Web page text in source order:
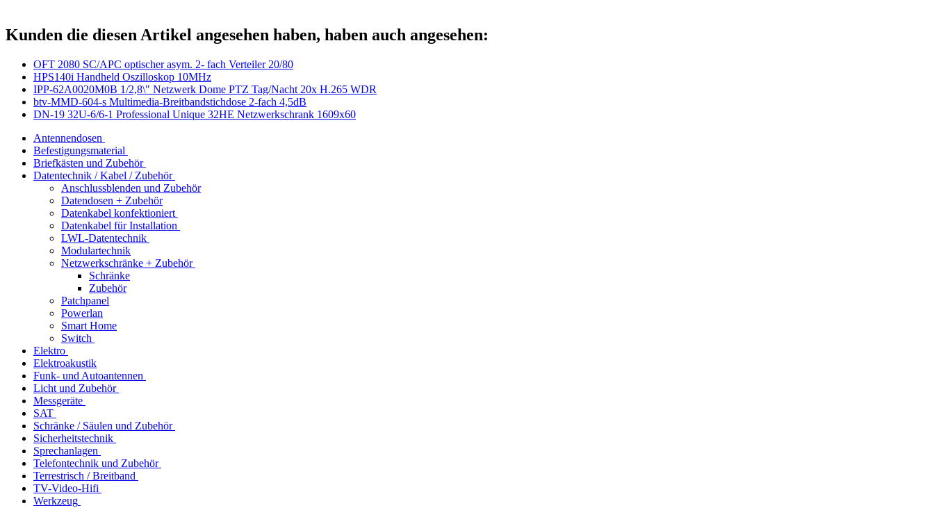
Kunden die diesen Artikel angesehen haben, haben auch angesehen:
OFT 2080 SC/APC optischer asym. 2- fach Verteiler 20/80
HPS140i Handheld Oszilloskop 10MHz
IPP-62A0020M0B 1/2,8\" Netzwerk Dome PTZ Tag/Nacht 20x H.265 WDR
btv-MMD-604-s Multimedia-Breitbandstichdose 2-fach 4,5dB
DN-19 32U-6/6-1 Professional Unique 32HE Netzwerkschrank 1609x60
Antennendosen
Befestigungsmaterial
Briefkästen und Zubehör
Datentechnik / Kabel / Zubehör
Anschlussblenden und Zubehör
Datendosen + Zubehör
Datenkabel konfektioniert
Datenkabel für Installation
LWL-Datentechnik
Modulartechnik
Netzwerkschränke + Zubehör
Schränke
Zubehör
Patchpanel
Powerlan
Smart Home
Switch
Elektro
Elektroakustik
Funk- und Autoantennen
Licht und Zubehör
Messgeräte
SAT
Schränke / Säulen und Zubehör
Sicherheitstechnik
Sprechanlagen
Telefontechnik und Zubehör
Terrestrisch / Breitband
TV-Video-Hifi
Werkzeug